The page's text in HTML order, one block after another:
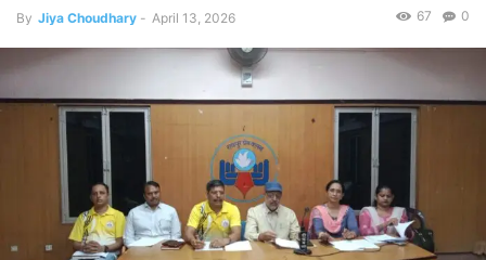
By Jiya Choudhary - April 13, 2026 0
67